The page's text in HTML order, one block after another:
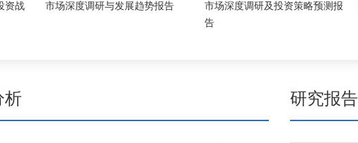
战
市场深度调研与发展趋势报告
市场深度调研及投资策略预测报
析 研究报告